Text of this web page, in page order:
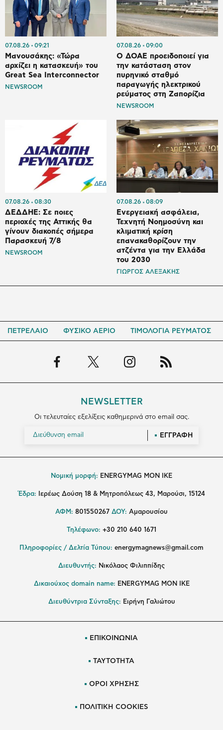
07.08.26 09:21
Μανουσάκης: «Τώρα
αρχίζει η κατασκευή» του
Great Sea Interconnector
NEWSROOM
07.08.26 09:00
Ο ΔΟΑΕ προειδοποιεί για
την κατάσταση στον
πυρηνικό σταθμό
παραγωγής ηλεκτρικού
ρεύματος στη Ζαπορίζια
NEWSROOM
07.08.26 08:30
ΔΕΔΔΗΕ: Σε ποιες
περιοχές της Αττικής θα
γίνουν διακοπές σήμερα
Παρασκευή 7/8
NEWSROOM
07.08.26 08:09
Ενεργειακή ασφάλεια,
Τεχνητή Νοημοσύνη και
κλιματική κρίση
επανακαθορίζουν την
ατζέντα για την Ελλάδα
του 2030
ΓΙΩΡΓΟΣ ΑΛΕΞΑΚΗΣ
ΠΕΤΡΕΛΑΙΟ ΦΥΣΙΚΟ ΑΕΡΙΟ ΤΙΜΟΛΟΓΙΑ ΡΕΥΜΑΤΟΣ
NEWSLETTER
Οι τελευταίες εξελίξεις καθημερινά στο email σας.
ΕΓΓΡΑΦΗ
Νομική μορφή: ENERGYMAG MON IKE
Έδρα: Ιερέως Δούση 18 & Μητροπόλεως 43, Μαρούσι, 15124
ΑΦΜ: 801550267 ΔΟΥ: Αμαρουσίου
Τηλέφωνο: +30 210 640 1671
Πληροφορίες / Δελτία Τύπου: energymagnews@gmail.com
Διευθυντής: Νικόλαος Φιλιππίδης
Δικαιούχος domain name: ENERGYMAG ΜΟΝ ΙΚΕ
Διευθύντρια Σύνταξης: Ειρήνη Γαλιώτου
ΕΠΙΚΟΙΝΩΝΙΑ
ΤΑΥΤΟΤΗΤΑ
ΟΡΟΙ ΧΡΗΣΗΣ
ΠΟΛΙΤΙΚΗ COOKIES